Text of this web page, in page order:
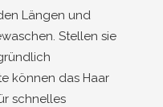
Längen und
Stellen sie
können das Haar
schnelles